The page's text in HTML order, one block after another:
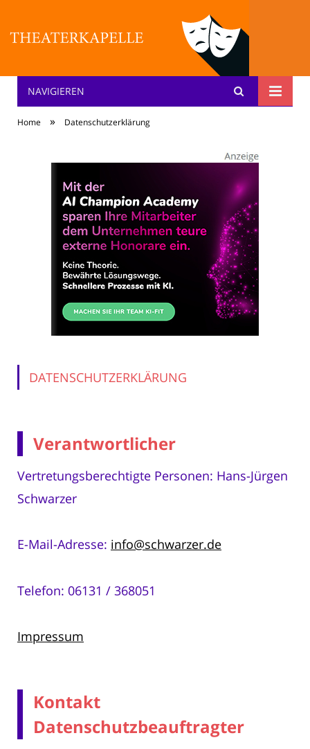
Theater: [KA] :pelle
NAVIGIEREN
Home » Datenschutzerklärung
DATENSCHUTZERKLÄRUNG
Verantwortlicher
Vertretungsberechtigte Personen: Hans-Jürgen
Schwarzer
E-Mail-Adresse: info@schwarzer.de
Telefon: 06131 / 368051
Impressum
Kontakt
Datenschutzbeauftragter